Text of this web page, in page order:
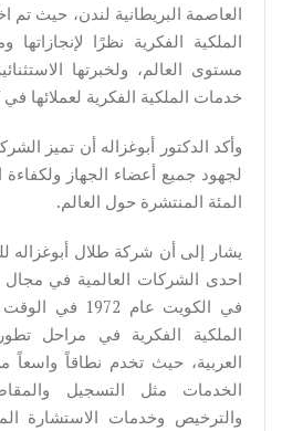
العاصمة البريطانية لندن، حيث تم
الملكية الفكرية نظرًا
مستوى العالم، ولخبرتها
خدمات الملكية الفكرية لعملائها في
وأكد الدكتور أبوغزاله أن تميز
لجهود جميع أعضاء الجهاز ولكفاءة
المئة المنتشرة حول العالم.
يشار إلى أن شركة طلال أبوغزاله
احدى الشركات العالمية في مجال
في الكويت عام
الملكية الفكرية في مراحل
العربية، حيث تخدم نطاقاً واسعاً
الخدمات مثل التسجيل
والترخيص وخدمات الاستشارة